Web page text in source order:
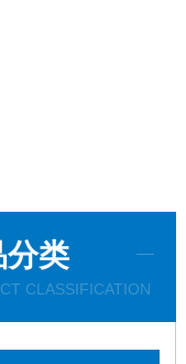
分类
CLASSIFICATION